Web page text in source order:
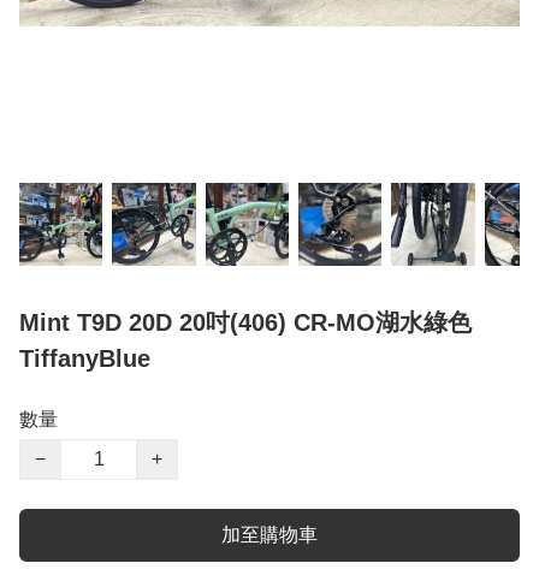
Mint T9D 20D 20吋(406) CR-MO湖水綠色
TiffanyBlue
數量
−
+
加至購物車